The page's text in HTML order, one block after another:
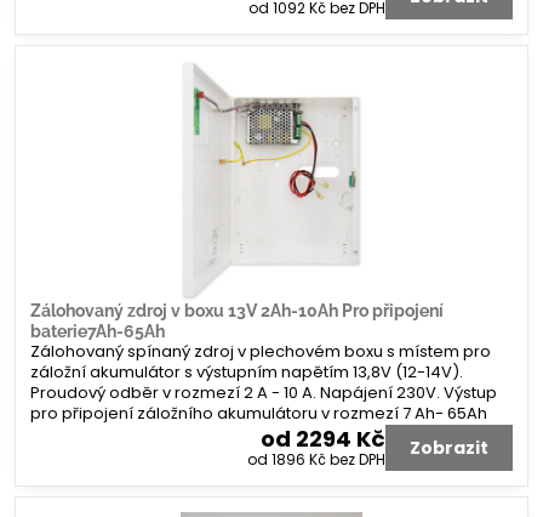
od 1092 Kčbez DPH
Zálohovaný zdroj v boxu 13V 2Ah-10Ah Pro připojení
baterie7Ah-65Ah
Zálohovaný spínaný zdroj v plechovém boxu s místem pro
záložní akumulátor s výstupním napětím 13,8V (12-14V).
Proudový odběr v rozmezí 2 A - 10 A. Napájení 230V. Výstup
pro připojení záložního akumulátoru v rozmezí 7 Ah- 65Ah
od 2294 Kč
od 1896 Kčbez DPH Zobrazit